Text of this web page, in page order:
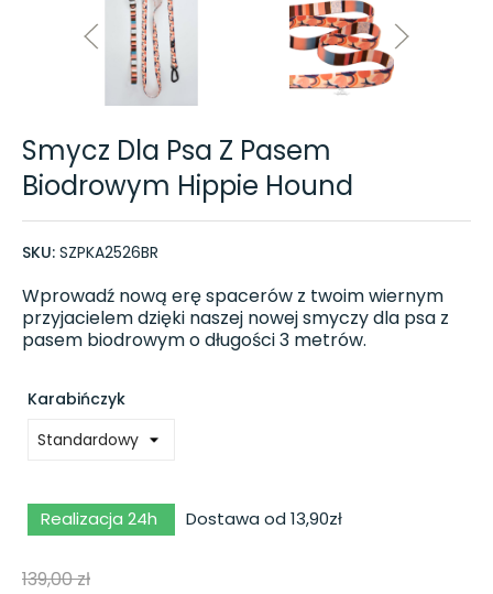
Smycz Dla Psa Z Pasem
Biodrowym Hippie Hound
SKU: SZPKA2526BR
Wprowadź nową erę spacerów z twoim wiernym
przyjacielem dzięki naszej nowej smyczy dla psa z
pasem biodrowym o długości 3 metrów.
Karabińczyk
Realizacja 24h Dostawa od 13,90zł
139,00 zł